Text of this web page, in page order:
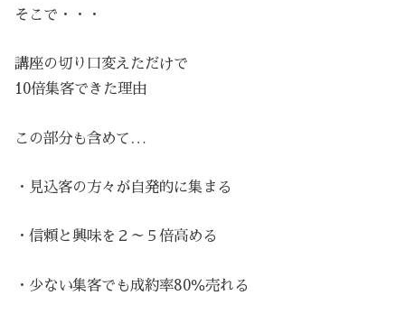
そこで・・・
講座の切り口変えただけで
10倍集客できた理由
この部分も含めて…
・見込客の方々が自発的に集まる
・信頼と興味を２～５倍高める
・少ない集客でも成約率80％売れる